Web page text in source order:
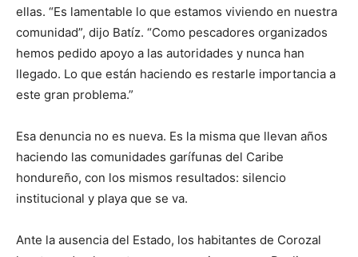
ellas. “Es lamentable lo que estamos viviendo en nuestra
comunidad”, dijo Batíz. “Como pescadores organizados
hemos pedido apoyo a las autoridades y nunca han
llegado. Lo que están haciendo es restarle importancia a
este gran problema.”
Esa denuncia no es nueva. Es la misma que llevan años
haciendo las comunidades garífunas del Caribe
hondureño, con los mismos resultados: silencio
institucional y playa que se va.
Ante la ausencia del Estado, los habitantes de Corozal